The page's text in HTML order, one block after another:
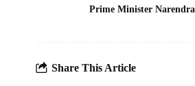
Prime Minister
Share This Article